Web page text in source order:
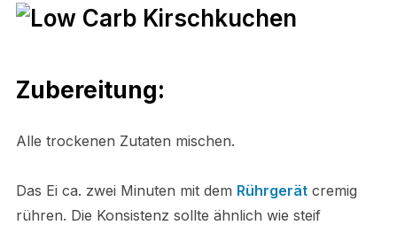
Zubereitung:
Alle trockenen Zutaten mischen.
Das Ei ca. zwei Minuten mit dem Rührgerätcremig
rühren. Die Konsistenz sollte ähnlich wie steif